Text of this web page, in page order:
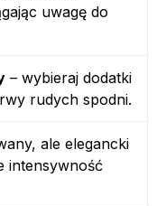
uwagę do
– wybieraj dodatki
rudych spodni.
ale elegancki
intensywność